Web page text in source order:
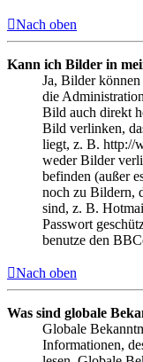
Nach oben
Kann ich Bilder in
Ja, Bilder
die
Bild auch direkt
Bild verlinken,
liegt, z. B. http://
weder Bilder
befinden (außer
noch zu Bildern,
sind, z. B.
Passwort
benutze den
Nach oben
Was sind globale
Globale
Informationen,